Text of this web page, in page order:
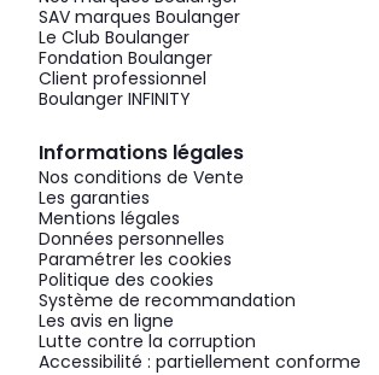
SAV marques Boulanger
Le Club Boulanger
Fondation Boulanger
Client professionnel
Boulanger INFINITY
Informations légales
Nos conditions de Vente
Les garanties
Mentions légales
Données personnelles
Paramétrer les cookies
Politique des cookies
Système de recommandation
Les avis en ligne
Lutte contre la corruption
Accessibilité : partiellement conforme